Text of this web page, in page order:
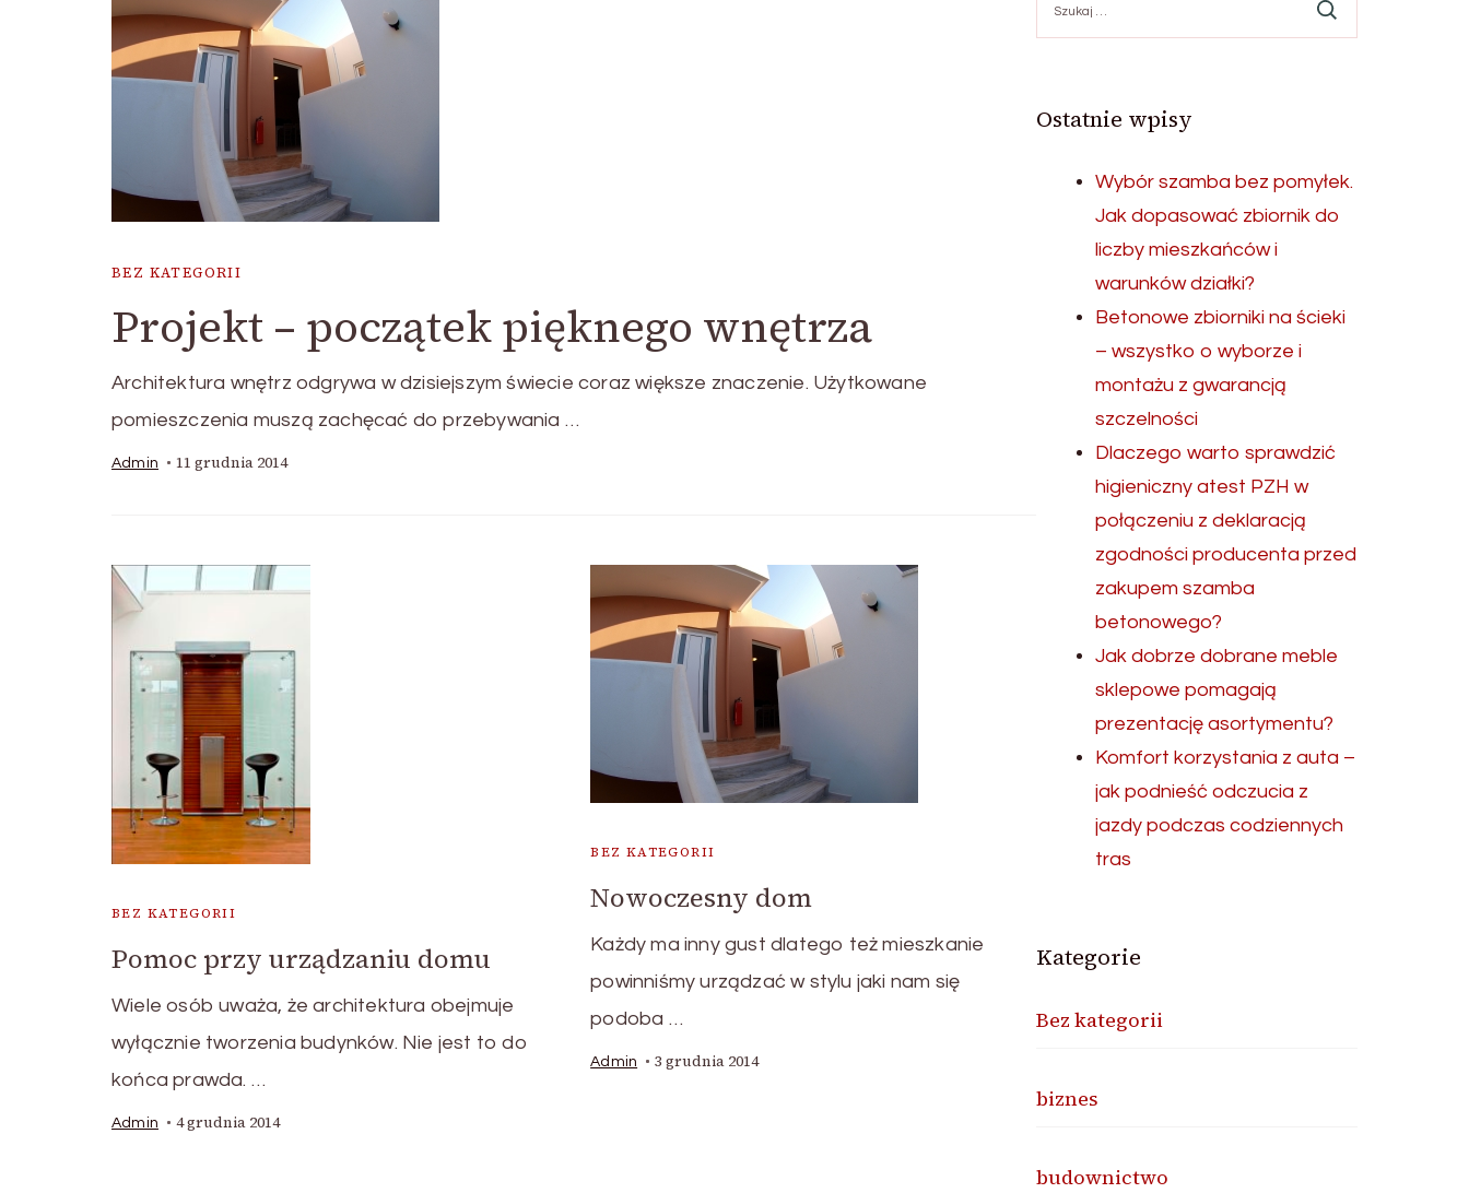
BEZ KATEGORII
Projekt – początek pięknego wnętrza
Architektura wnętrz odgrywa w dzisiejszym świecie coraz większe znaczenie. Użytkowane
pomieszczenia muszą zachęcać do przebywania …
Admin 11 grudnia 2014
BEZ KATEGORII
Pomoc przy urządzaniu domu
Wiele osób uważa, że architektura obejmuje
wyłącznie tworzenia budynków. Nie jest to do
końca prawda. …
Admin 4 grudnia 2014
BEZ KATEGORII
Nowoczesny dom
Każdy ma inny gust dlatego też mieszkanie
powinniśmy urządzać w stylu jaki nam się
podoba …
Admin 3 grudnia 2014
Ostatnie wpisy
Wybór szamba bez pomyłek.
Jak dopasować zbiornik do
liczby mieszkańców i
warunków działki?
Betonowe zbiorniki na ścieki
– wszystko o wyborze i
montażu z gwarancją
szczelności
Dlaczego warto sprawdzić
higieniczny atest PZH w
połączeniu z deklaracją
zgodności producenta przed
zakupem szamba
betonowego?
Jak dobrze dobrane meble
sklepowe pomagają
prezentację asortymentu?
Komfort korzystania z auta –
jak podnieść odczucia z
jazdy podczas codziennych
tras
Kategorie
Bez kategorii
biznes
budownictwo